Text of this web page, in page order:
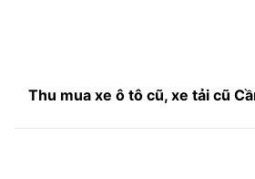
Thu mua xe ô tô cũ, xe tải cũ